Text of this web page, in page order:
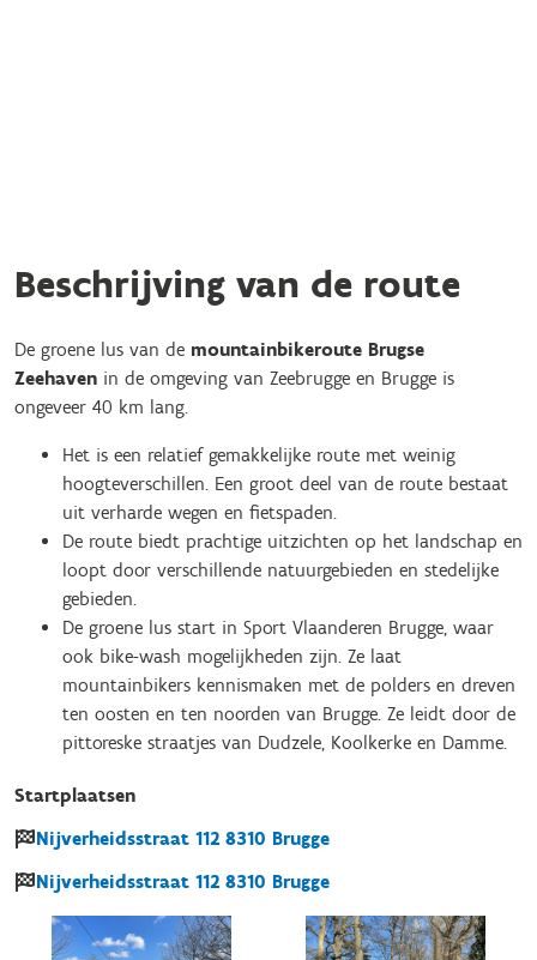
Beschrijving van de route
De groene lus van de mountainbikeroute Brugse
Zeehaven in de omgeving van Zeebrugge en Brugge is
ongeveer 40 km lang.
Het is een relatief gemakkelijke route met weinig
hoogteverschillen. Een groot deel van de route bestaat
uit verharde wegen en fietspaden.
De route biedt prachtige uitzichten op het landschap en
loopt door verschillende natuurgebieden en stedelijke
gebieden.
De groene lus start in Sport Vlaanderen Brugge, waar
ook bike-wash mogelijkheden zijn. Ze laat
mountainbikers kennismaken met de polders en dreven
ten oosten en ten noorden van Brugge. Ze leidt door de
pittoreske straatjes van Dudzele, Koolkerke en Damme.
Startplaatsen
Nijverheidsstraat 112 8310 Brugge
Nijverheidsstraat 112 8310 Brugge